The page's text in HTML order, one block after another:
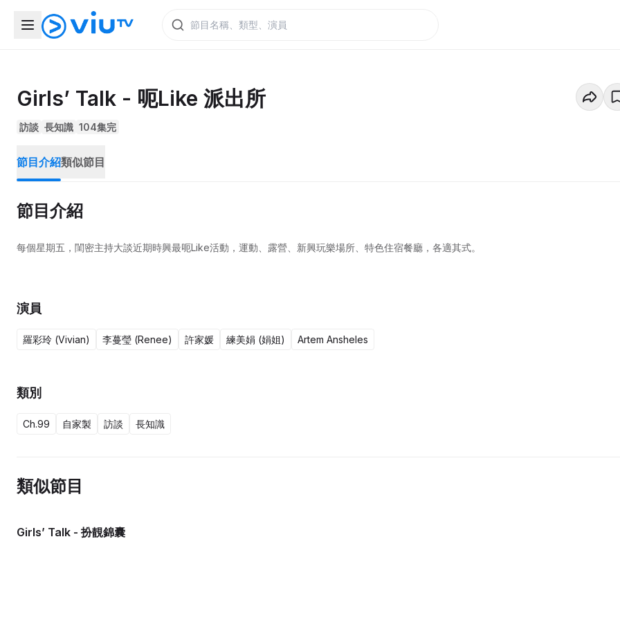
Girls’ Talk - 呃Like 派出所
訪談 長知識 104集完
節目介紹類似節目
節目介紹
每個星期五，閨密主持大談近期時興最呃Like活動，運動、露營、新興玩樂場所、特色住宿餐廳，各適其式。
演員
羅彩玲 (Vivian) 李蔓瑩 (Renee) 許家媛 練美娟 (娟姐) Artem Ansheles
類別
Ch.99 自家製 訪談 長知識
類似節目
Girls’ Talk - 扮靚錦囊